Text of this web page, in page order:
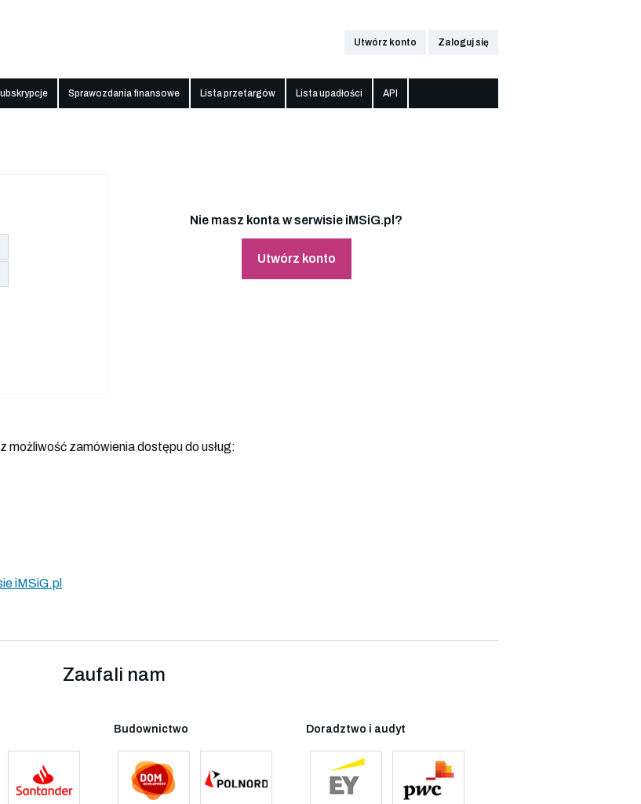
Utwórz konto Zaloguj się
Sprawozdania finansowe Lista przetargów Lista upadłości API
Nie masz konta w serwisie iMSiG.pl?
Utwórz konto
możliwość zamówienia dostępu do usług:
iMSiG.pl
Zaufali nam
Budownictwo Doradztwo i audyt